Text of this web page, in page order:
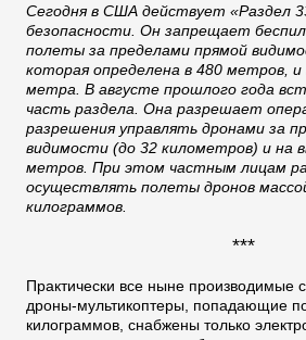
Сегодня в США действует «Раздел
безопасности. Он запрещает
полеты за пределами прямой
которая определена в 480 метров,
метра. В августе прошлого года
часть раздела. Она разрешает
разрешения управлять дронами за
видимости (до 32 километров) и на
метров. При этом частным лицам
осуществлять полеты дронов
килограммов.
***
Практически все ныне производимые
дроны-мультикоптеры, попадающие
килограммов, снабжены только